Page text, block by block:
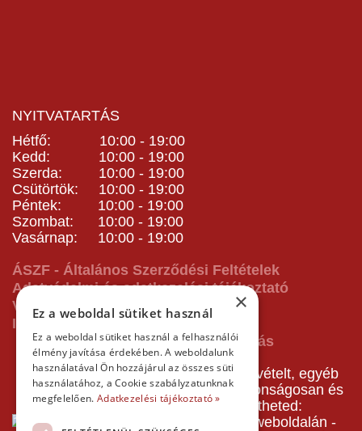
NYITVATARTÁS
Hétfő: 10:00 - 19:00
Kedd: 10:00 - 19:00
Szerda: 10:00 - 19:00
Csütörtök: 10:00 - 19:00
Péntek: 10:00 - 19:00
Szombat: 10:00 - 19:00
Vasárnap: 10:00 - 19:00
ÁSZF - Általános Szerződési Feltételek
Adatvédelmi és adatkezelési tájékoztató
Vásárlás előtti tájékoztató
Impresszum
A pályafoglalást, gokartverseny részvételt, egyéb
termékeinket, szolgáltatásainkat biztonságosan és
gyorsan bankkártyával is kifizetheted:
×
Ez a weboldal sütiket használ
Ez a weboldal sütiket használ a felhasználói
élmény javítása érdekében. A weboldalunk
használatával Ön hozzájárul az összes süti
használatához, a Cookie szabályzatunknak
megfelelően. Adatkezelési tájékoztató »